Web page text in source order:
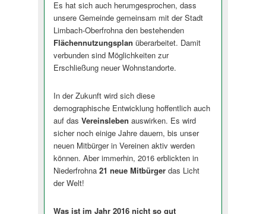
Es hat sich auch herumgesprochen, dass
unsere Gemeinde gemeinsam mit der Stadt
Limbach-Oberfrohna den bestehenden
Flächennutzun­gsplan überarbeitet. Damit
verbunden sind Möglichkeiten zur
Erschließung neuer Wohnstandorte.
In der Zukunft wird sich diese
demographische Entwicklung hoffentlich auch
auf das Vereinsleben auswirken. Es wird
sicher noch einige Jahre dauern, bis unser
neuen Mitbürger in Vereinen aktiv werden
können. Aber immerhin, 2016 erblickten in
Niederfrohna 21 neue Mitbürgerdas Licht
der Welt!
Was ist im Jahr 2016 nicht so gut